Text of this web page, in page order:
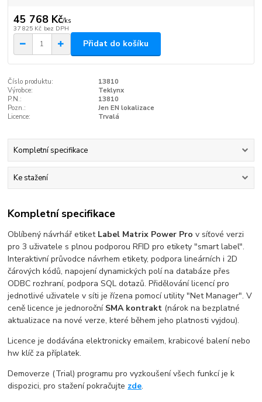
45 768 Kč/ks
37 825 Kč bez DPH
Přidat do košíku
Číslo produktu:
13810
Výrobce:
Teklynx
P.N.:
13810
Pozn.:
Jen EN lokalizace
Licence:
Trvalá
Kompletní specifikace
Ke stažení
Kompletní specifikace
Oblíbený návrhář etiket Label Matrix Power Pro v síťové verzi
pro 3 uživatele s plnou podporou RFID pro etikety "smart label".
Interaktivní průvodce návrhem etikety, podpora lineárních i 2D
čárových kódů, napojení dynamických polí na databáze přes
ODBC rozhraní, podpora SQL dotazů. Přidělování licencí pro
jednotlivé uživatele v síti je řízena pomocí utility "Net Manager". V
ceně licence je jednoroční SMA kontrakt (nárok na bezplatné
aktualizace na nové verze, které během jeho platnosti vyjdou).
Licence je dodávána elektronicky emailem, krabicové balení nebo
hw klíč za příplatek.
Demoverze (Trial) programu pro vyzkoušení všech funkcí je k
dispozici, pro stažení pokračujte zde.